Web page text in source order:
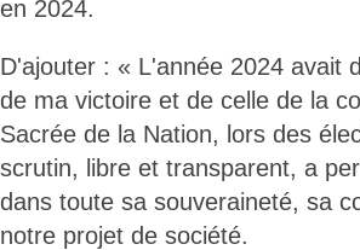
en 2024.
D'ajouter : « L'année 2024 avait
de ma victoire et de celle de la
Sacrée de la Nation, lors des
scrutin, libre et transparent, a
dans toute sa souveraineté, sa
notre projet de société.